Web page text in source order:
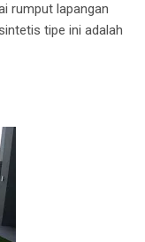
rumput lapangan
tipe ini adalah